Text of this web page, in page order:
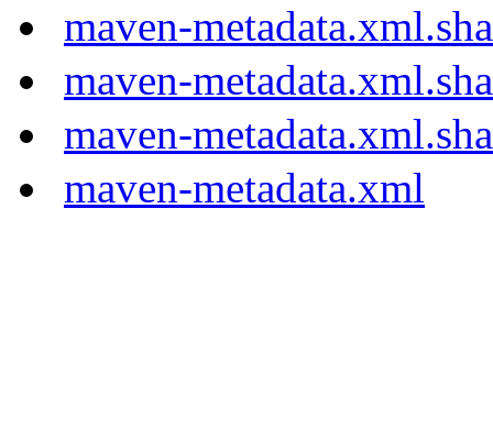
maven-
maven-
maven-
maven-metadata.xml